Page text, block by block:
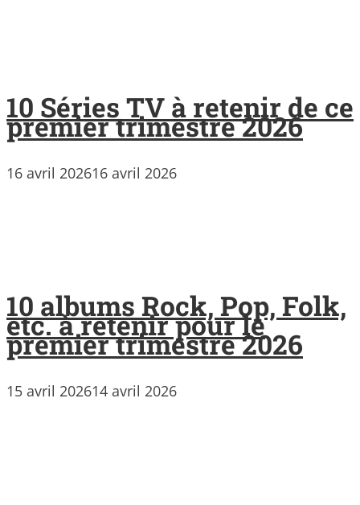
10 Séries TV à retenir de ce
premier trimestre 2026
16 avril 202616 avril 2026
10 albums Rock, Pop, Folk,
etc. à retenir pour le
premier trimestre 2026
15 avril 202614 avril 2026